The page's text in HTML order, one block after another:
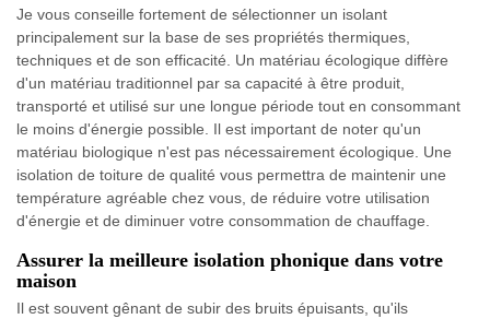
Je vous conseille fortement de sélectionner un isolant
principalement sur la base de ses propriétés thermiques,
techniques et de son efficacité. Un matériau écologique diffère
d'un matériau traditionnel par sa capacité à être produit,
transporté et utilisé sur une longue période tout en consommant
le moins d'énergie possible. Il est important de noter qu'un
matériau biologique n'est pas nécessairement écologique. Une
isolation de toiture de qualité vous permettra de maintenir une
température agréable chez vous, de réduire votre utilisation
d'énergie et de diminuer votre consommation de chauffage.
Assurer la meilleure isolation phonique dans votre
maison
Il est souvent gênant de subir des bruits épuisants, qu'ils